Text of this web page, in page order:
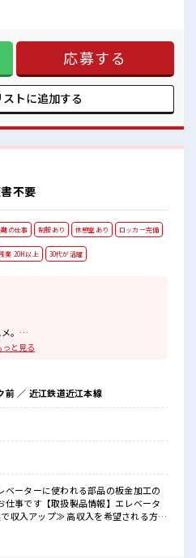
味しい食堂あり≫ 月曜から金曜の日中
定食がいただけます！ ≪無料の駐車
も安心してラクラクですね♪ ■職場
中！ 交替勤務で高収入をゲット！ 残
ベートも充実しそうですね！ カンタン
クだから未経験さんにオススメのお仕
応募する
トに追加する
不要
の仕事 制服あり 休憩室あり ロッカー完備
業 20H以上 30代が活躍
。
ベート満喫！
不安だけど、
！
指していきましょう！
る≫
っと見る
前 ／ 近江鉄道近江本線
ベーターに使われる部品の板金加工の
仕事です【取扱製品情報】エレベータ
時間以上あります♪ ≪週休2日制≫ 週